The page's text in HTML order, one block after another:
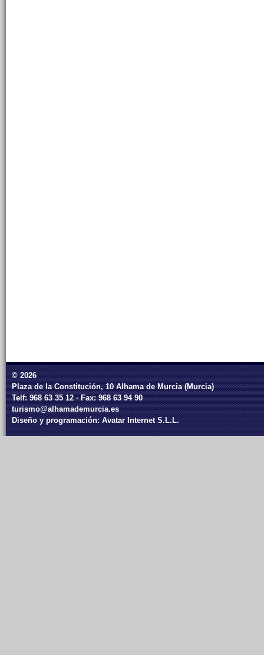
© 2026
Plaza de la Constitución, 10 Alhama de Murcia (Murcia)
Telf: 968 63 35 12 · Fax: 968 63 94 90
turismo@alhamademurcia.es
Diseño y programación:Avatar Internet S.L.L.